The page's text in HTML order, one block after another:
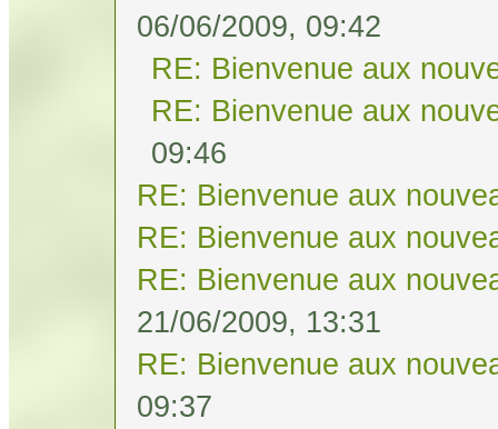
06/06/2009, 09:42
RE: Bienvenue aux
RE: Bienvenue aux
09:46
RE: Bienvenue aux
RE: Bienvenue aux
RE: Bienvenue aux
21/06/2009, 13:31
RE: Bienvenue aux
09:37